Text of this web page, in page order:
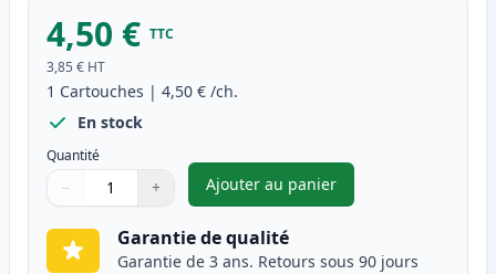
4,50 € TTC
3,85 € HT
1 Cartouches | 4,50 € /ch.
En stock
Quantité
Quantité
Utilisez les boutons pour ajuster
− +
Quantité
Ajouter au panier
,Canon BJI-201 (BJI-201BK)
Garantie de qualité
Garantie de 3 ans. Retours sous 90 jours